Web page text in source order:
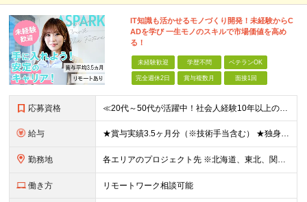
IT知識も活かせるモノづくり開発！未経験からC
ADを学び 一生モノのスキルで市場価値を高め
る！
未経験歓迎 学歴不問 ベテランOK
完全週休2日 賞与複数月 面接1回
応募資格 ≪20代～50代が活躍中！社会人経験10年以上の方も歓迎≫ ◆学歴不問 ◆未経験・ブランクOK ≫モノづくりに関する何らかの経験をお持ちの方は優遇します！ ～こんな方が活躍できます！～ ◎専門的な
給与 ★賞与実績3.5ヶ月分（※技術手当含む） ★独身寮│寮費手当│引っ越し手当あり ★月給26万円も可能！ 【実務経験者】※前職の給与、経験、スキルをもとに決定 ・月給21万円～60万円＋時間外手当全
勤務地 各エリアのプロジェクト先 ※北海道、東北、関東、北信越、東海、関西、四国、中国、九州の各エリアから希望勤務地をお聞かせください。 ※転勤を伴わない エリア限定採用枠あり。U・Iターンも歓迎です！ ※プ
働き方 リモートワーク相談可能